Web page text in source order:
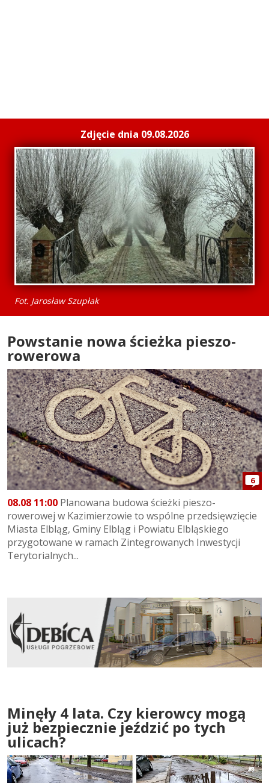
Zdjęcie dnia 09.08.2026
Fot. Jarosław Szupłak
Powstanie nowa ścieżka pieszo-
rowerowa
6
08.08 11:00 Planowana budowa ścieżki pieszo-
rowerowej w Kazimierzowie to wspólne przedsięwzięcie
Miasta Elbląg, Gminy Elbląg i Powiatu Elbląskiego
przygotowane w ramach Zintegrowanych Inwestycji
Terytorialnych...
Minęły 4 lata. Czy kierowcy mogą
już bezpiecznie jeździć po tych
ulicach?